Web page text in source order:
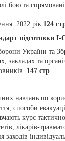
бою та
2022 рік 124
підготовки
України
та
147 стр
навчань по
способи
курс
лікарів-